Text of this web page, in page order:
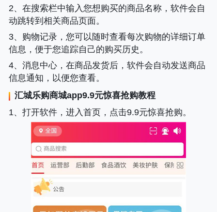
2、在搜索栏中输入您想购买的商品名称，软件会自
动跳转到相关商品页面。
3、购物记录，您可以随时查看每次购物的详细订单
信息，便于您追踪自己的购买历史。
4、消息中心，在商品发货后，软件会自动发送商品
信息通知，以便您查看。
汇城乐购商城app9.9元惊喜抢购教程
1、打开软件，进入首页，点击9.9元惊喜抢购。